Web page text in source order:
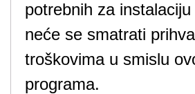
potrebnih za
neće se smatrati
troškovima u smislu
programa.